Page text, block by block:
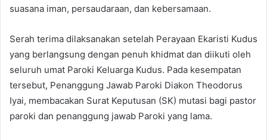
suasana iman, persaudaraan, dan kebersamaan.
Serah terima dilaksanakan setelah Perayaan Ekaristi Kudus
yang berlangsung dengan penuh khidmat dan diikuti oleh
seluruh umat Paroki Keluarga Kudus. Pada kesempatan
tersebut, Penanggung Jawab Paroki Diakon Theodorus
Iyai, membacakan Surat Keputusan (SK) mutasi bagi pastor
paroki dan penanggung jawab Paroki yang lama.